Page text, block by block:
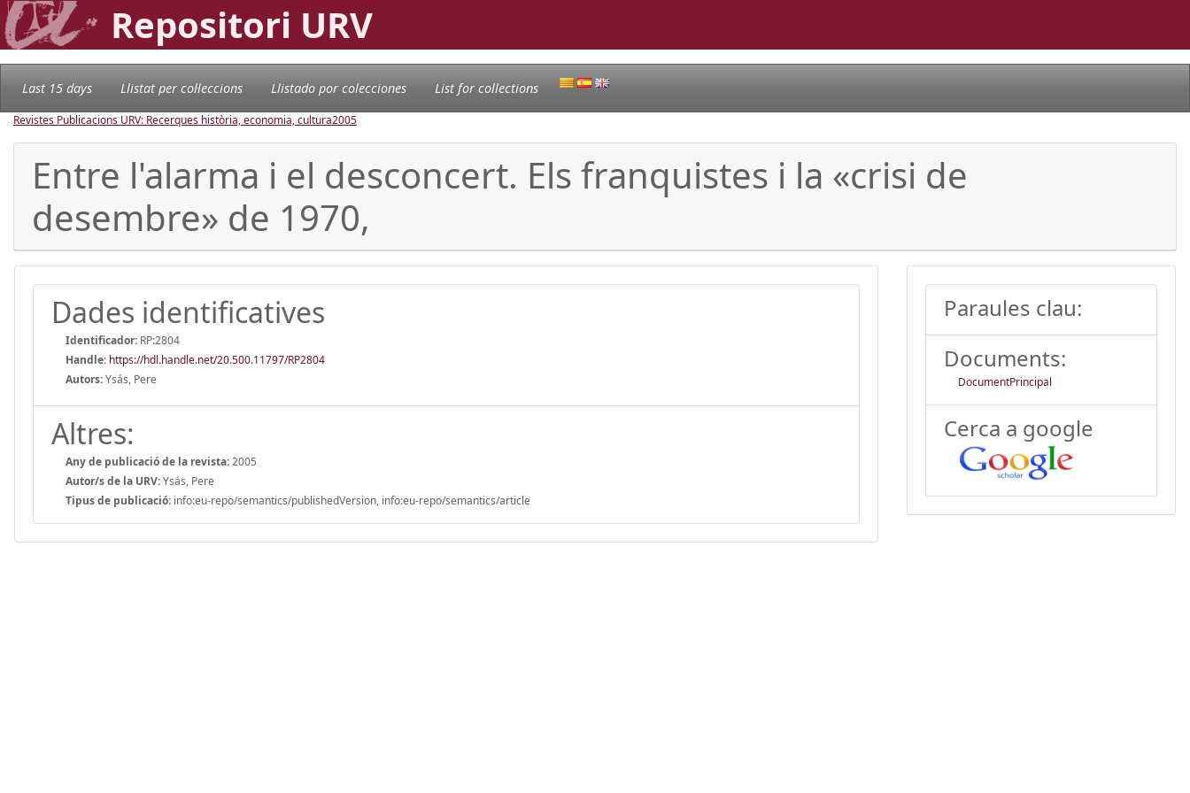
Repositori URV
Last 15 days Llistat per col·leccions Llistado por colecciones List for collections
Revistes Publicacions URV: Recerques història, economia, cultura2005
Entre l'alarma i el desconcert. Els franquistes i la «crisi de
desembre» de 1970,
Dades identificatives
Identificador: RP:2804
Handle: https://hdl.handle.net/20.500.11797/RP2804
Autors:Ysás, Pere
Altres:
Any de publicació de la revista:2005
Autor/s de la URV:Ysás, Pere
Tipus de publicació: info:eu-repo/semantics/publishedVersion, info:eu-repo/semantics/article
Paraules clau:
Documents:
DocumentPrincipal
Cerca a google